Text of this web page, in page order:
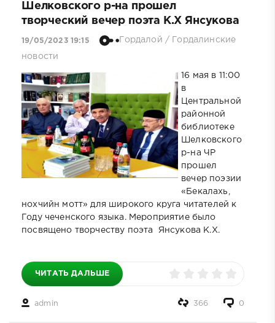
Шелковского р-на прошел
творческий вечер поэта К.Х Янсукова
19/05/2023 19:15 Гордалой / Гордалинские
новости
16 мая в 11:00
в
Центральной
районной
библиотеке
Шелковского
р-на ЧР
прошел
вечер поэзии
«Бекалахь,
нохчийн мотт» для широкого круга читателей к
Году чеченского языка. Мероприятие было
посвящено творчеству поэта Янсукова К.Х.
ЧИТАТЬ ДАЛЬШЕ
admin 0
366